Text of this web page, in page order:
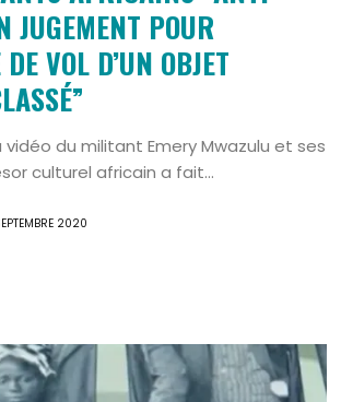
JUGEMENT POUR
VOL D’UN OBJET
du militant Emery Mwazulu et ses
culturel africain a fait...
2020